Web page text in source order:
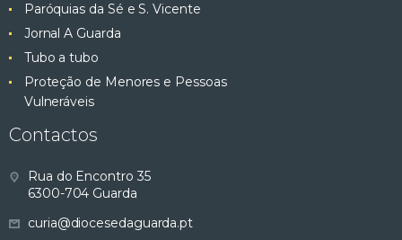
Paróquias da Sé e S. Vicente
Jornal A Guarda
Tubo a tubo
Proteção de Menores e Pessoas
Vulneráveis
Contactos
Rua do Encontro 35
6300-704 Guarda
curia@diocesedaguarda.pt